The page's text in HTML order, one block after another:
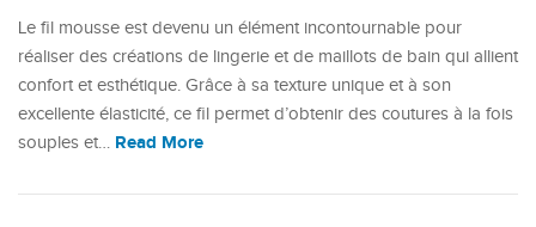
Le fil mousse est devenu un élément incontournable pour
réaliser des créations de lingerie et de maillots de bain qui allient
confort et esthétique. Grâce à sa texture unique et à son
excellente élasticité, ce fil permet d’obtenir des coutures à la fois
souples et… Read More